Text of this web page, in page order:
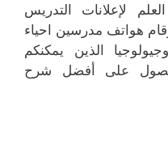
لإعلانات التدريس
هواتف مدرسين احياء
الذين يمكنكم
على أفضل شرح